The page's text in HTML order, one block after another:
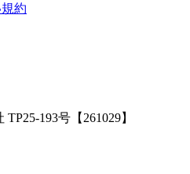
約
193号【261029】